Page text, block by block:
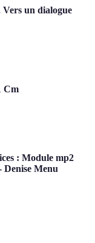
Vers un dialogue
Cm
: Module mp2
Denise Menu